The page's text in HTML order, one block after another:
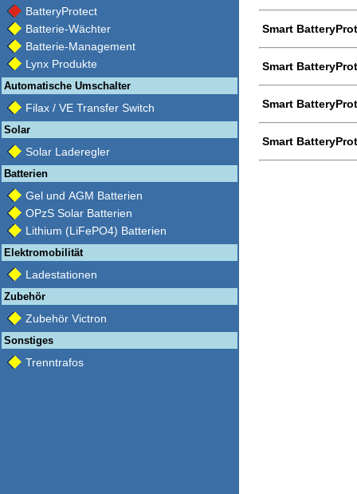
BatteryProtect
Batterie-Wächter
Batterie-Management
Lynx Produkte
Automatische Umschalter
Filax / VE Transfer Switch
Solar
Solar Laderegler
Batterien
Gel und AGM Batterien
OPzS Solar Batterien
Lithium (LiFePO4) Batterien
Elektromobilität
Ladestationen
Zubehör
Zubehör Victron
Sonstiges
Trenntrafos
Smart
Smart
Smart
Smart